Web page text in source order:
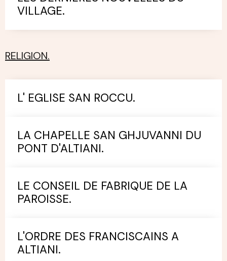
VILLAGE.
RELIGION.
L' EGLISE SAN ROCCU.
LA CHAPELLE SAN GHJUVANNI DU
PONT D'ALTIANI.
LE CONSEIL DE FABRIQUE DE LA
PAROISSE.
L'ORDRE DES FRANCISCAINS A
ALTIANI.